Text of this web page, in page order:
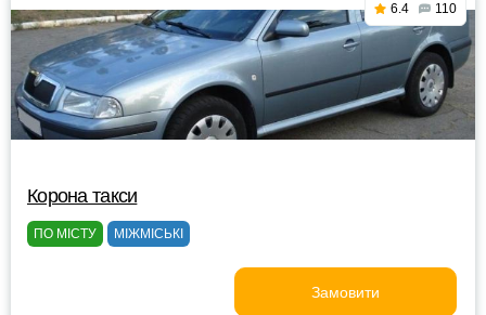
6.4 110
Корона такси
ПО МІСТУ МІЖМІСЬКІ
Замовити